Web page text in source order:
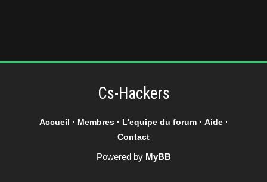
Cs-Hackers
Accueil · Membres· L'equipe du forum· Aide·
Contact
Powered by MyBB